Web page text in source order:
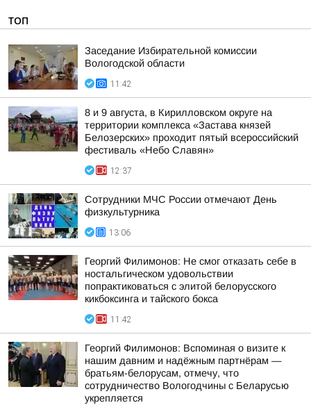
ТОП
Заседание Избирательной комиссии
Вологодской области
11:42
8 и 9 августа, в Кирилловском округе на
территории комплекса «Застава князей
Белозерских» проходит пятый всероссийский
фестиваль «Небо Славян»
12:37
Сотрудники МЧС России отмечают День
физкультурника
13:06
Георгий Филимонов: Не смог отказать себе в
ностальгическом удовольствии
попрактиковаться с элитой белорусского
кикбоксинга и тайского бокса
11:42
Георгий Филимонов: Вспоминая о визите к
нашим давним и надёжным партнёрам —
братьям-белорусам, отмечу, что
сотрудничество Вологодчины с Беларусью
укрепляется